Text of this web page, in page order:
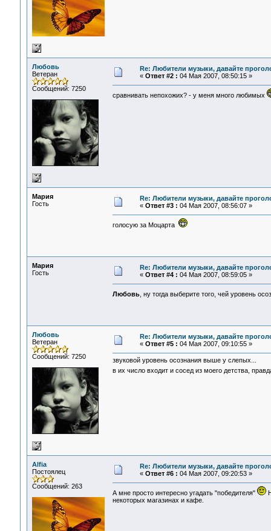
Любовь
Ветеран
Сообщений: 7250
Re: Любители музыки, давайте
« Ответ #2 : 04 Мая 2007, 08:50:15 »
сравнивать непохожих? - у меня много любимых
Мария
Гость
Re: Любители музыки, давайте
« Ответ #3 : 04 Мая 2007, 08:56:07 »
голосую за Моцарта
Мария
Гость
Re: Любители музыки, давайте
« Ответ #4 : 04 Мая 2007, 08:59:05 »
Любовь, ну тогда выберите того, чей уровень
Любовь
Ветеран
Сообщений: 7250
Re: Любители музыки, давайте
« Ответ #5 : 04 Мая 2007, 09:10:55 »
звуковой уровень осознания выше у слепых...
в их число входит и сосед из моего детства,
Alfia
Постоялец
Сообщений: 263
Re: Любители музыки, давайте
« Ответ #6 : 04 Мая 2007, 09:20:53 »
А мне просто интересно угадать "победителя"
некоторых магазинах и кафе.